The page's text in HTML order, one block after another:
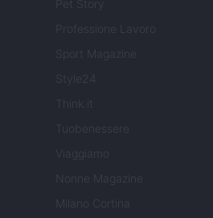
Professione Lavoro
Sport Magazine
Style24
Think.it
Tuobenessere
Viaggiamo
Nonne Magazine
Milano Cortina